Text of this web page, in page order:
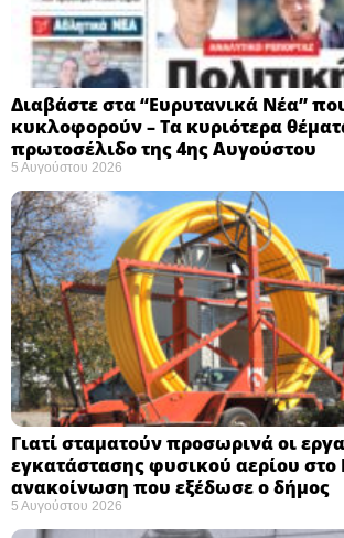
Διαβάστε στα “Ευρυτανικά Νέα”
κυκλοφορούν – Τα κυριότερα
πρωτοσέλιδο της 4ης Αυγούστου
5 Αυγούστου 2026
Γιατί σταματούν προσωρινά οι
εγκατάστασης φυσικού αερίου στο
ανακοίνωση που εξέδωσε ο δήμος
5 Αυγούστου 2026